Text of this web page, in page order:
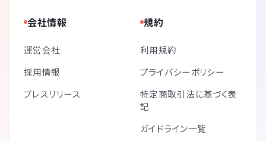
会社情報
運営会社
採用情報
プレスリリース
規約
利用規約
プライバシーポリシー
特定商取引法に基づく表
記
ガイドライン一覧